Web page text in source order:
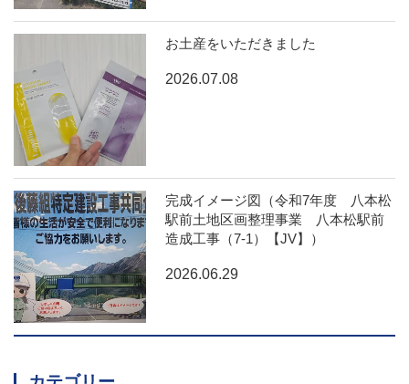
お土産をいただきました
2026.07.08
完成イメージ図（令和7年度 八本松
駅前土地区画整理事業 八本松駅前
造成工事（7-1）【JV】）
2026.06.29